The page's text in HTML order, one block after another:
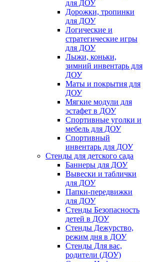
для ДОУ
Дорожки, тропинки
для ДОУ
Логические и
стратегические игры
для ДОУ
Лыжи, коньки,
зимний инвентарь для
ДОУ
Маты и покрытия для
ДОУ
Мягкие модули для
эстафет в ДОУ
Спортивные уголки и
мебель для ДОУ
Спортивный
инвентарь для ДОУ
Стенды для детского сада
Баннеры для ДОУ
Вывески и таблички
для ДОУ
Папки-передвижки
для ДОУ
Стенды Безопасность
детей в ДОУ
Стенды Дежурство,
режим дня в ДОУ
Стенды Для вас,
родители (ДОУ)